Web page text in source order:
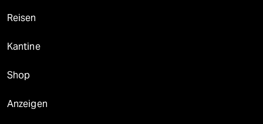
Reisen
Kantine
Shop
Anzeigen